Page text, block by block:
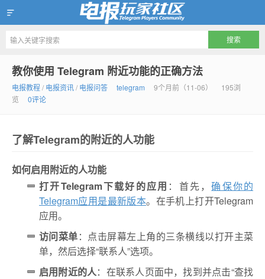
Telegram玩家社区
教你使用 Telegram 附近功能的正确方法
电报教程/ 电报资讯/ 电报问答 telegram 9个月前（11-06）
195浏
览
0评论
了解Telegram的附近的人功能
如何启用附近的人功能
打开Telegram下载好的应用 ：首先，确保你的
Telegram应用是最新版本。在手机上打开Telegram
应用。
访问菜单：点击屏幕左上角的三条横线以打开主菜
单，然后选择“联系人”选项。
启用附近的人：在联系人页面中，找到并点击“查找